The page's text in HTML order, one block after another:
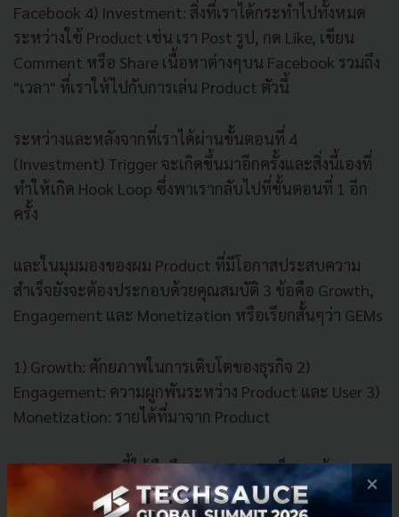
Facebook 4) Investment: สิ่งที่เราได้กระทำไปทั้งหมด
ระหว่างใช้ Product เช่น เรา Post รูป, กด Like, เขียน
Comment หรือ Share เนื้อหาต่างๆบน Facebook รวมถึง
"เวลา" ที่เราให้ไปกับการเล่น Product ตัวนี้
ระหว่างและหลังจากที่เราได้ผ่านขั้นตอนที่ 4
(Investment) Trigger จะเกิดขึ้นมาอีกครั้งและสิ่งนี้เองที่
ทำให้เกิด Hook Loop ซึ่งพาเรากลับไปที่ขั้นตอนที่ 1 อีก
ครั้ง
และในมุมมองของผม Product ที่มีโอกาสประสบความ
สำเร็จยังจะต้องประกอบด้วยคุณสมบัติ 3 ข้อคือ Growth,
Engagement และ Monetization หรือเรียกสั้นๆว่า GEMs
1) Growth: ศักยภาพในการเติบโตของธุรกิจ 2)
Engagement: ความผูกพันระหว่าง Product และ User 3)
Monetization: รายได้ที่มาจาก Product
Habit ของคนยุคนี้ใช้มือถือเยอะมาก ผมเห็นคนซ้อนมอเต
อร์ไซด์ในกรุงเทพก็กดมือถือฆ่าเวลา ซึ่งถ้า Startup
×